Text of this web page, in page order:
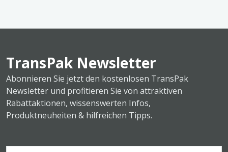
TransPak Newsletter
Abonnieren Sie jetzt den kostenlosen TransPak
Newsletter und profitieren Sie von attraktiven
Rabattaktionen, wissenswerten Infos,
Produktneuheiten & hilfreichen Tipps.